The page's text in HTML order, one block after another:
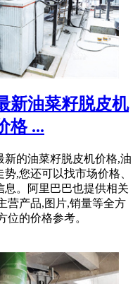
新油菜籽脱皮机
格 ...
新的油菜籽脱皮机价格,油
,您还可以找市场价格、
。阿里巴巴也提供相关
营产品,图片,销量等全方
位的价格参考。